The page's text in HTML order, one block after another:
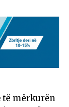
të mërkurën